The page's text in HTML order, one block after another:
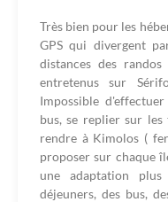
Très bien pour les
GPS qui divergent
distances des
entretenus sur
Impossible
bus, se replier sur les
rendre à Kimolos (
proposer sur chaque
une adaptation
déjeuners, des bus,